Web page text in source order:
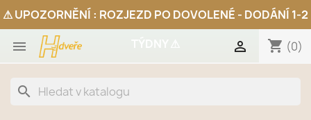
 shopping_cart (0)

search